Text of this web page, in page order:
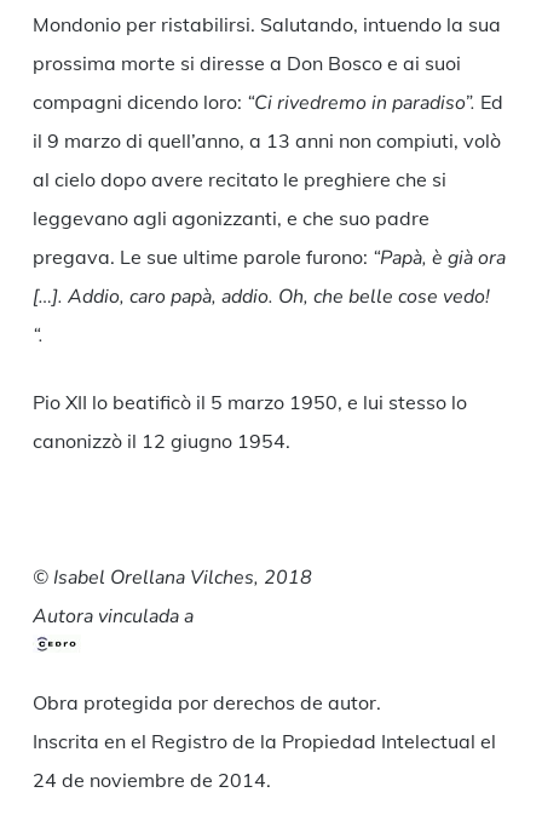
Mondonio per ristabilirsi. Salutando, intuendo la sua
prossima morte si diresse a Don Bosco e ai suoi
compagni dicendo loro: “Ci rivedremo in paradiso”. Ed
il 9 marzo di quell’anno, a 13 anni non compiuti, volò
al cielo dopo avere recitato le preghiere che si
leggevano agli agonizzanti, e che suo padre
pregava. Le sue ultime parole furono: “Papà, è già ora
[…]. Addio, caro papà, addio. Oh, che belle cose vedo!
“.
Pio XII lo beatificò il 5 marzo 1950, e lui stesso lo
canonizzò il 12 giugno 1954.
© Isabel Orellana Vilches, 2018
Autora vinculada a
Obra protegida por derechos de autor.
Inscrita en el Registro de la Propiedad Intelectual el
24 de noviembre de 2014.